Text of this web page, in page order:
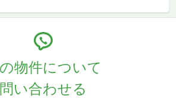
物件について
問い合わせる